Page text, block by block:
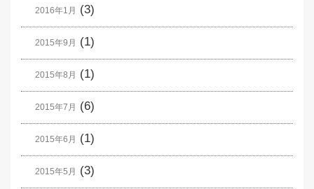
2016年1月 (3)
2015年9月 (1)
2015年8月 (1)
2015年7月 (6)
2015年6月 (1)
2015年5月 (3)